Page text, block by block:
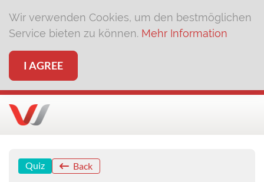
Wir verwenden Cookies, um den bestmöglichen
Service bieten zu können. Mehr Information
I AGREE
Quiz Back